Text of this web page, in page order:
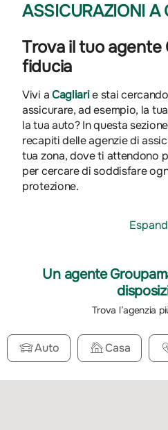
ASSICURAZIONI A
Trova il tuo agente
fiducia
Vivi aCagliarie stai
assicurare, ad esempio, la
la tua auto? In questa
recapiti delle agenzie di
tua zona, dove ti attendono
per cercare di soddisfare
protezione.
Un agente
Trova l’agenzia
Auto Casa